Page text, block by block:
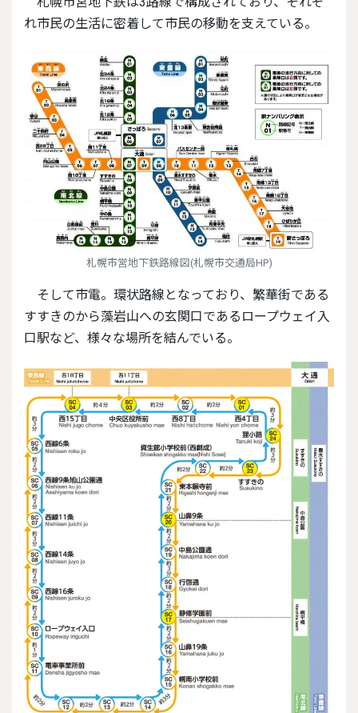
れ市民の生活に密着して市民の移動を支えている。
札幌市営地下鉄路線図(札幌市交通局HP)
そして市電。環状路線となっており、繁華街である
すすきのから藻岩山への玄関口であるロープウェイ入
口駅など、様々な場所を結んでいる。